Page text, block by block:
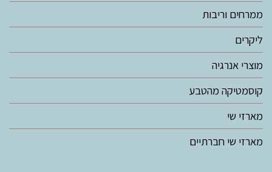
ממרחים וריבות
ליקרים
מוצרי אנרגיה
קוסמטיקה מהטבע
מארזי שי
מארזי שי חברתיים